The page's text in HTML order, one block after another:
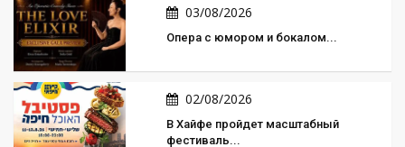
03/08/2026
Опера с юмором и бокалом...
02/08/2026
В Хайфе пройдет масштабный
фестиваль...